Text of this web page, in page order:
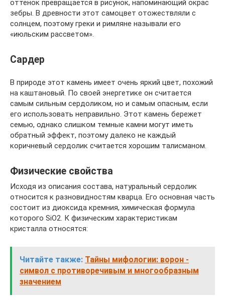
оттенок превращается в рисунок, напоминающий окрас
зебры. В древности этот самоцвет отожествляли с
солнцем, поэтому греки и римляне называли его
«июльским рассветом».
Сардер
В природе этот камень имеет очень яркий цвет, похожий
на каштановый. По своей энергетике он считается
самым сильным сердоликом, но и самым опасным, если
его использовать неправильно. Этот камень бережет
семью, однако слишком темные камни могут иметь
обратный эффект, поэтому далеко не каждый
коричневый сердолик считается хорошим талисманом.
Физические свойства
Исходя из описания состава, натуральный сердолик
относится к разновидностям кварца. Его основная часть
состоит из диоксида кремния, химическая формула
которого SiO2. К физическим характеристикам
кристалла относятся:
Читайте также: Тайны мифологии: ворон -
символ с противоречивым и многообразным
значением